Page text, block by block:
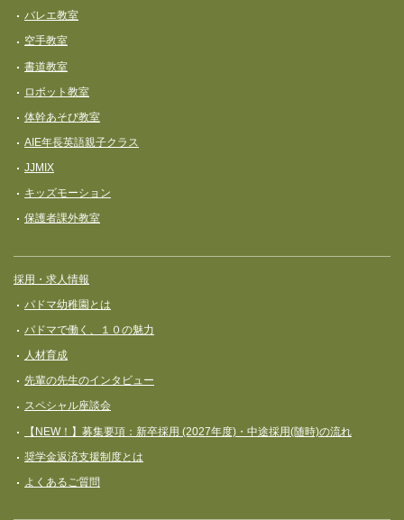
バレエ教室
空手教室
書道教室
ロボット教室
体幹あそび教室
AIE年長英語親子クラス
JJMIX
キッズモーション
保護者課外教室
採用・求人情報
パドマ幼稚園とは
パドマで働く、１０の魅力
人材育成
先輩の先生のインタビュー
スペシャル座談会
【NEW！】募集要項：新卒採用 (2027年度)・中途採用(随時)の流れ
奨学⾦返済⽀援制度とは
よくあるご質問